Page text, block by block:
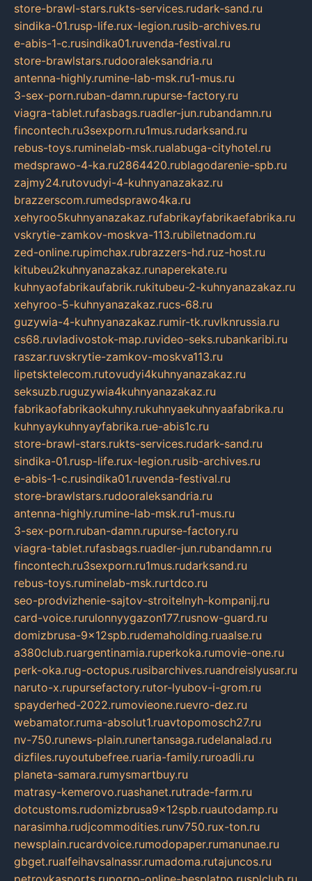
store-brawl-stars.rukts-services.rudark-sand.ru
sindika-01.rusp-life.rux-legion.rusib-archives.ru
e-abis-1-c.rusindika01.ruvenda-festival.ru
store-brawlstars.rudooraleksandria.ru
antenna-highly.rumine-lab-msk.ru1-mus.ru
3-sex-porn.ruban-damn.rupurse-factory.ru
viagra-tablet.rufasbags.ruadler-jun.rubandamn.ru
fincontech.ru3sexporn.ru1mus.rudarksand.ru
rebus-toys.ruminelab-msk.rualabuga-cityhotel.ru
medsprawo-4-ka.ru2864420.rublagodarenie-spb.ru
zajmy24.rutovudyi-4-kuhnyanazakaz.ru
brazzerscom.rumedsprawo4ka.ru
xehyroo5kuhnyanazakaz.rufabrikayfabrikaefabrika.ru
vskrytie-zamkov-moskva-113.rubiletnadom.ru
zed-online.rupimchax.rubrazzers-hd.ruz-host.ru
kitubeu2kuhnyanazakaz.runaperekate.ru
kuhnyaofabrikaufabrik.rukitubeu-2-kuhnyanazakaz.ru
xehyroo-5-kuhnyanazakaz.rucs-68.ru
guzywia-4-kuhnyanazakaz.rumir-tk.ruvlknrussia.ru
cs68.ruvladivostok-map.ruvideo-seks.rubankaribi.ru
raszar.ruvskrytie-zamkov-moskva113.ru
lipetsktelecom.rutovudyi4kuhnyanazakaz.ru
seksuzb.ruguzywia4kuhnyanazakaz.ru
fabrikaofabrikaokuhny.rukuhnyaekuhnyaafabrika.ru
kuhnyaykuhnyayfabrika.rue-abis1c.ru
store-brawl-stars.rukts-services.rudark-sand.ru
sindika-01.rusp-life.rux-legion.rusib-archives.ru
e-abis-1-c.rusindika01.ruvenda-festival.ru
store-brawlstars.rudooraleksandria.ru
antenna-highly.rumine-lab-msk.ru1-mus.ru
3-sex-porn.ruban-damn.rupurse-factory.ru
viagra-tablet.rufasbags.ruadler-jun.rubandamn.ru
fincontech.ru3sexporn.ru1mus.rudarksand.ru
rebus-toys.ruminelab-msk.rurtdco.ru
seo-prodvizhenie-sajtov-stroitelnyh-kompanij.ru
card-voice.rurulonnyygazon177.rusnow-guard.ru
domizbrusa-9x12spb.rudemaholding.ruaalse.ru
a380club.ruargentinamia.ruperkoka.rumovie-one.ru
perk-oka.rug-octopus.rusibarchives.ruandreislyusar.ru
naruto-x.rupursefactory.rutor-lyubov-i-grom.ru
spayderhed-2022.rumovieone.ruevro-dez.ru
webamator.ruma-absolut1.ruavtopomosch27.ru
nv-750.runews-plain.runertansaga.rudelanalad.ru
dizfiles.ruyoutubefree.ruaria-family.ruroadli.ru
planeta-samara.rumysmartbuy.ru
matrasy-kemerovo.ruashanet.rutrade-farm.ru
dotcustoms.rudomizbrusa9x12spb.ruautodamp.ru
narasimha.rudjcommodities.runv750.rux-ton.ru
newsplain.rucardvoice.rumodopaper.rumanunae.ru
gbget.rualfeihavsalnassr.rumadoma.rutajuncos.ru